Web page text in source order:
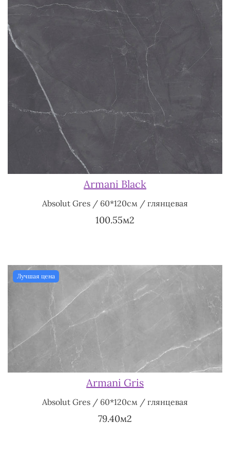
Armani Black
Absolut Gres / 60*120см / глянцевая
100.55м2
Лучшая цена
Armani Gris
Absolut Gres / 60*120см / глянцевая
79.40м2